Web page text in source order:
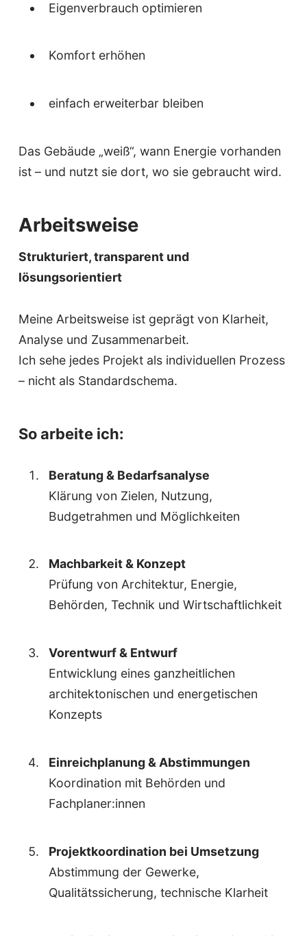
Eigenverbrauch optimieren
Komfort erhöhen
einfach erweiterbar bleiben
Das Gebäude „weiß“, wann Energie vorhanden
ist – und nutzt sie dort, wo sie gebraucht wird.
Arbeitsweise
Strukturiert, transparent und
lösungsorientiert
Meine Arbeitsweise ist geprägt von Klarheit,
Analyse und Zusammenarbeit.
Ich sehe jedes Projekt als individuellen Prozess
– nicht als Standardschema.
So arbeite ich:
Beratung & Bedarfsanalyse
Klärung von Zielen, Nutzung,
Budgetrahmen und Möglichkeiten
Machbarkeit & Konzept
Prüfung von Architektur, Energie,
Behörden, Technik und Wirtschaftlichkeit
Vorentwurf & Entwurf
Entwicklung eines ganzheitlichen
architektonischen und energetischen
Konzepts
Einreichplanung & Abstimmungen
Koordination mit Behörden und
Fachplaner:innen
Projektkoordination bei Umsetzung
Abstimmung der Gewerke,
Qualitätssicherung, technische Klarheit